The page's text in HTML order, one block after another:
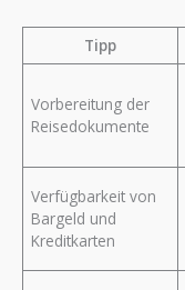
Tipp
Vorbereitung der
Reisedokumente
Verfügbarkeit von
Bargeld und
Kreditkarten